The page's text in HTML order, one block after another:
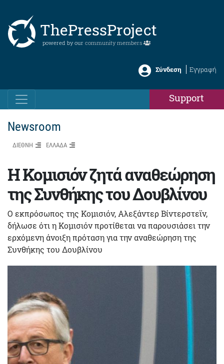
ThePressProject
powered by our community members
Σύνδεση Εγγραφή
Support
Newsroom
ΔΙΕΘΝΗ ΕΛΛΑΔΑ
Η Κομισιόν ζητά αναθεώρηση
της Συνθήκης του Δουβλίνου
Ο εκπρόσωπος της Κομισιόν, Αλεξάντερ Bίντερστεϊν,
δήλωσε ότι η Κομισιόν προτίθεται να παρουσιάσει την
ερχόμενη άνοιξη πρόταση για την αναθεώρηση της
Συνθήκης του Δουβλίνου